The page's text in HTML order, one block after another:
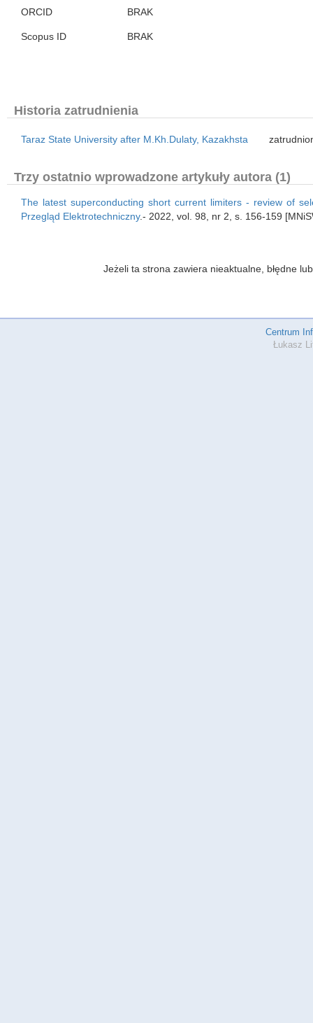
ORCID BRAK
Scopus ID BRAK
Historia zatrudnienia
Taraz State University after M.Kh.Dulaty, Kazakhsta
Trzy ostatnio wprowadzone artykuły autora (1)
The latest superconducting short current limiters - review of
Przegląd Elektrotechniczny.- 2022, vol. 98, nr 2, s. 156-159
Jeżeli ta strona zawiera nieaktualne, błędne
Centrum
Łukasz